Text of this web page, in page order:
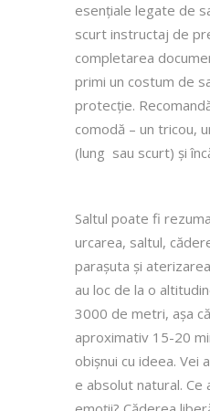
esențiale legate de
scurt instructaj de
completarea
primi un costum de
protecție.
comodă – un tricou,
(lung sau scurt) și
Saltul poate fi
urcarea, saltul,
parașuta și
au loc de la o
3000 de metri, așa
aproximativ 15-20
obișnui cu ideea. Vei
e absolut natural.